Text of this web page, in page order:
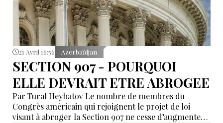
21 Avril 16:56 Azerbaïdjan
SECTION 907 - POURQUOI
ELLE DEVRAIT ETRE ABROGEE
Par Tural Heybatov Le nombre de membres du
Congrès américain qui rejoignent le projet de loi
visant à abroger la Section 907 ne cesse d’augmenter.